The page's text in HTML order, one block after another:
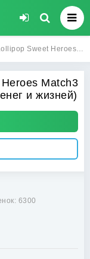
Match3 Взлом (Много денег и жизней) на Андроид
Match3
и жизней)
6300